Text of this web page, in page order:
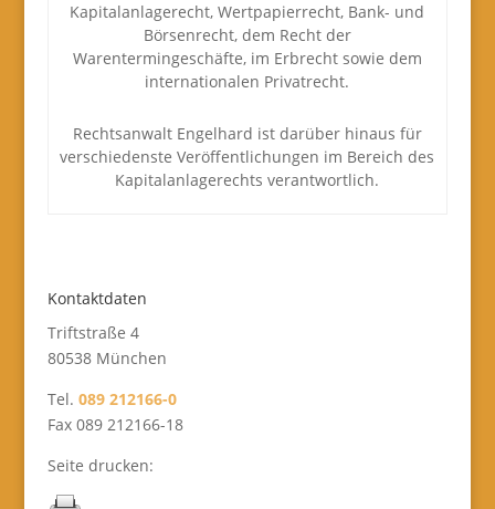
Kapitalanlagerecht, Wertpapierrecht, Bank- und
Börsenrecht, dem Recht der
Warentermingeschäfte, im Erbrecht sowie dem
internationalen Privatrecht.
Rechtsanwalt Engelhard ist darüber hinaus für
verschiedenste Veröffentlichungen im Bereich des
Kapitalanlagerechts verantwortlich.
Kontaktdaten
Triftstraße 4
80538 München
Tel. 089 212166-0
Fax 089 212166-18
Seite drucken: